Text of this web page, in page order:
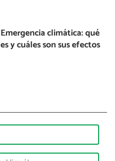
Emergencia climática: qué
es y cuáles son sus efectos